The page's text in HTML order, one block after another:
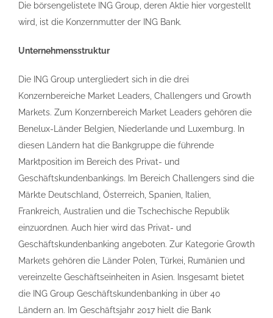
Die börsengelistete ING Group, deren Aktie hier vorgestellt
wird, ist die Konzernmutter der ING Bank.
Unternehmensstruktur
Die ING Group untergliedert sich in die drei
Konzernbereiche Market Leaders, Challengers und Growth
Markets. Zum Konzernbereich Market Leaders gehören die
Benelux-Länder Belgien, Niederlande und Luxemburg. In
diesen Ländern hat die Bankgruppe die führende
Marktposition im Bereich des Privat- und
Geschäftskundenbankings. Im Bereich Challengers sind die
Märkte Deutschland, Österreich, Spanien, Italien,
Frankreich, Australien und die Tschechische Republik
einzuordnen. Auch hier wird das Privat- und
Geschäftskundenbanking angeboten. Zur Kategorie Growth
Markets gehören die Länder Polen, Türkei, Rumänien und
vereinzelte Geschäftseinheiten in Asien. Insgesamt bietet
die ING Group Geschäftskundenbanking in über 40
Ländern an. Im Geschäftsjahr 2017 hielt die Bank